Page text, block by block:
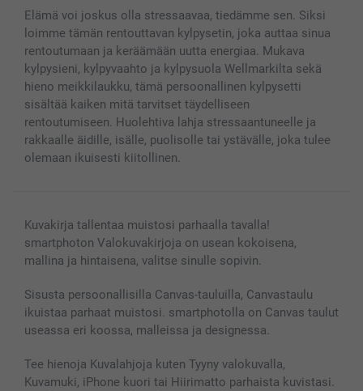
MyNameBook
Kuvakalenterit & Päivyrit
Valokuvakehykset & Lisätarvikkeet
Lahjakortti
Kaikki kuvatuotteet
Ehdot/takuut
Investor Relations
Hinnat & maksutavat
Tilausten tila
Elämä voi joskus olla stressaavaa, tiedämme sen. Siksi
loimme tämän rentouttavan kylpysetin, joka auttaa sinua
rentoutumaan ja keräämään uutta energiaa. Mukava
kylpysieni, kylpyvaahto ja kylpysuola Wellmarkilta sekä
hieno meikkilaukku, tämä persoonallinen kylpysetti
sisältää kaiken mitä tarvitset täydelliseen
rentoutumiseen. Huolehtiva lahja stressaantuneelle ja
rakkaalle äidille, isälle, puolisolle tai ystävälle, joka tulee
olemaan ikuisesti kiitollinen.
Kuvakirja tallentaa muistosi parhaalla tavalla!
smartphoton Valokuvakirjoja on usean kokoisena,
mallina ja hintaisena, valitse sinulle sopivin.
Sisusta persoonallisilla Canvas-tauluilla, Canvastaulu
ikuistaa parhaat muistosi. smartphotolla on Canvas taulut
useassa eri koossa, malleissa ja designessa.
Tee hienoja Kuvalahjoja kuten Tyyny valokuvalla,
Kuvamuki, iPhone kuori tai Hiirimatto parhaista kuvistasi.